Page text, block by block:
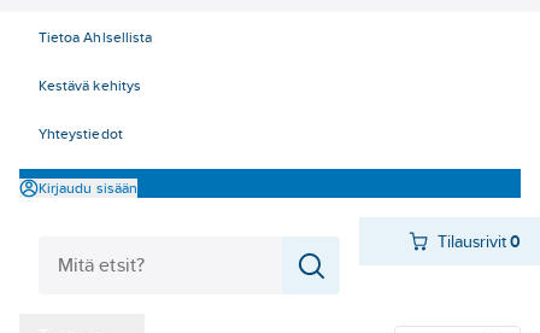
Tietoa Ahlsellista
Kestävä kehitys
Yhteystiedot
Kirjaudu sisään
Tilausrivit 0